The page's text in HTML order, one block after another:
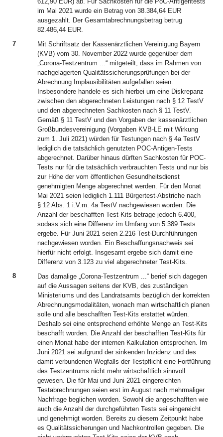
im Mai 2021 wurde ein Betrag von 38.384,64 EUR
ausgezahlt. Der Gesamtabrechnungsbetrag betrug
82.486,44 EUR.
7
Mit Schriftsatz der Kassenärztlichen Vereinigung Bayern
(KVB) vom 30. November 2022 wurde gegenüber dem
„Corona-Testzentrum ...“ mitgeteilt, dass im Rahmen von
nachgelagerten Qualitätssicherungsprüfungen bei der
Abrechnung Implausibilitäten aufgefallen seien.
Insbesondere handele es sich hierbei um eine Diskrepanz
zwischen den abgerechneten Leistungen nach § 12 TestV
und den abgerechneten Sachkosten nach § 11 TestV.
Gemäß § 11 TestV und den Vorgaben der kassenärztlichen
Großbundesvereinigung (Vorgaben KVB-LE mit Wirkung
zum 1. Juli 2021) würden für Testungen nach § 4a TestV
lediglich die tatsächlich genutzten POC-Antigen-Tests
abgerechnet. Darüber hinaus dürften Sachkosten für POC-
Tests nur für die tatsächlich verbrauchten Tests und nur bis
zur Höhe der vom öffentlichen Gesundheitsdienst
genehmigten Menge abgerechnet werden. Für den Monat
Mai 2021 seien lediglich 1.111 Bürgertest-Abstriche nach
§ 12 Abs. 1 i.V.m. 4a TestV nachgewiesen worden. Die
Anzahl der beschafften Test-Kits betrage jedoch 6.400,
sodass sich eine Differenz im Umfang von 5.389 Tests
ergebe. Für Juni 2021 seien 2.216 Test-Durchführungen
nachgewiesen worden. Ein Beschaffungsnachweis sei
hierfür nicht erfolgt. Insgesamt ergebe sich damit eine
Differenz von 3.123 zu viel abgerechneter Test-Kits.
8
Das damalige „Corona-Testzentrum ...“ berief sich dagegen
auf die Aussagen seitens der KVB, des zuständigen
Ministeriums und des Landratsamts bezüglich der korrekten
Abrechnungsmodalitäten, wonach man wirtschaftlich planen
solle und alle beschafften Test-Kits erstattet würden.
Deshalb sei eine entsprechend erhöhte Menge an Test-Kits
beschafft worden. Die Anzahl der beschafften Test-Kits für
einen Monat habe der internen Kalkulation entsprochen. Im
Juni 2021 sei aufgrund der sinkenden Inzidenz und des
damit verbundenen Wegfalls der Testpflicht eine Fortführung
des Testzentrums nicht mehr wirtschaftlich sinnvoll
gewesen. Die für Mai und Juni 2021 eingereichten
Testabrechnungen seien erst im August nach mehrmaliger
Nachfrage beglichen worden. Sowohl die angeschafften wie
auch die Anzahl der durchgeführten Tests sei eingereicht
und genehmigt worden. Bereits zu diesem Zeitpunkt habe
es Qualitätssicherungen und Nachkontrollen gegeben. Die